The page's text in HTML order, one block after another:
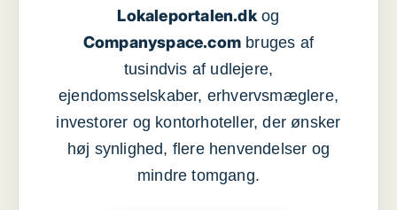
Lokaleportalen.dkog
Companyspace.com bruges af
tusindvis af udlejere,
ejendomsselskaber, erhvervsmæglere,
investorer og kontorhoteller, der ønsker
høj synlighed, flere henvendelser og
mindre tomgang.